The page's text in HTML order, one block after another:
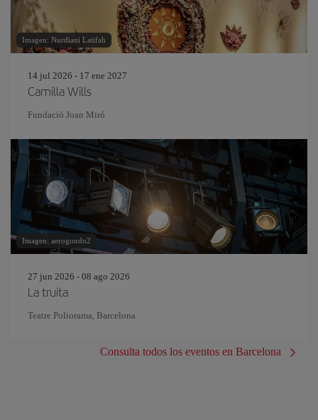
Imagen: Nurdiani Latifah
14 jul 2026 - 17 ene 2027
Camilla Wills
Fundació Joan Miró
Imagen: aerogondo2
27 jun 2026 - 08 ago 2026
La truita
Teatre Poliorama, Barcelona
Consulta todos los eventos en Barcelona